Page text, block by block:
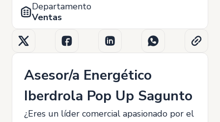
Departamento
Ventas
Asesor/a Energético
Iberdrola Pop Up Sagunto
¿Eres un líder comercial apasionado por el